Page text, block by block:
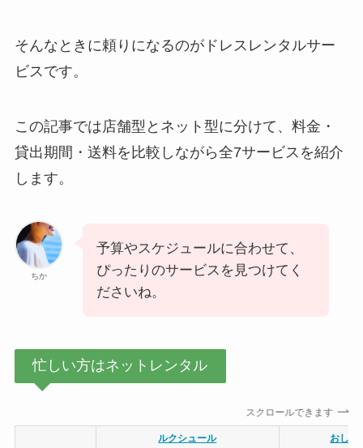
そんなときに頼りになるのがドレスレンタルサー
ビスです。
この記事では店舗型とネット型に分けて、料金・
貸出期間・送料を比較しながら全7サービスを紹介
します。
ちか
予算やスケジュールに合わせて、
ぴったりのサービスを見つけてく
ださいね。
忙しい方はネットレンタル
スクロールできます
ルクシュール おしゃ